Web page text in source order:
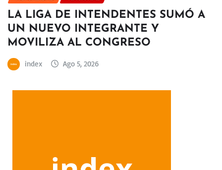
LA LIGA DE INTENDENTES SUMÓ A
UN NUEVO INTEGRANTE Y
MOVILIZA AL CONGRESO
index Ago 5, 2026